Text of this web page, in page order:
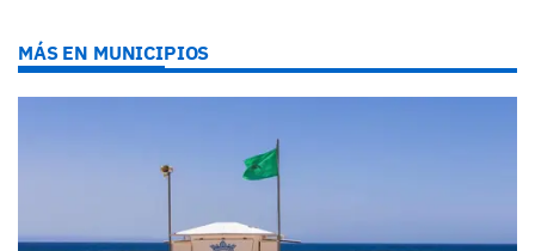
MÁS EN MUNICIPIOS